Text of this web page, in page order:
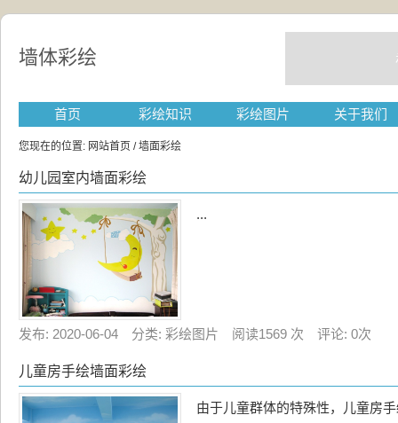
墙体彩绘
首页 彩绘知识 彩绘图片 关于我们
您现在的位置: 网站首页 / 墙面彩绘
幼儿园室内墙面彩绘
...
发布: 2020-06-04 分类: 彩绘图片 阅读1569 次 评论: 0次
儿童房手绘墙面彩绘
由于儿童群体的特殊性，儿童房